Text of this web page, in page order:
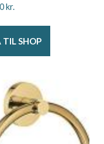
kr.
TIL SHOP